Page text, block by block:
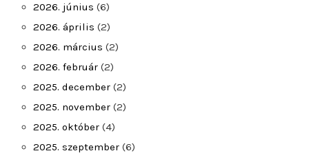
2026. június (6)
2026. április (2)
2026. március (2)
2026. február (2)
2025. december (2)
2025. november (2)
2025. október (4)
2025. szeptember (6)